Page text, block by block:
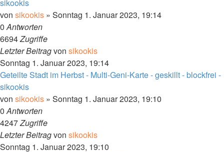
sikookis
von sikookis » Sonntag 1. Januar 2023, 19:14
0Antworten
6694Zugriffe
Letzter Beitragvon sikookis
Sonntag 1. Januar 2023, 19:14
Geteilte Stadt im Herbst - Multi-Geni-Karte - geskillt - blockfrei -
sikookis
von sikookis » Sonntag 1. Januar 2023, 19:10
0Antworten
4247Zugriffe
Letzter Beitragvon sikookis
Sonntag 1. Januar 2023, 19:10